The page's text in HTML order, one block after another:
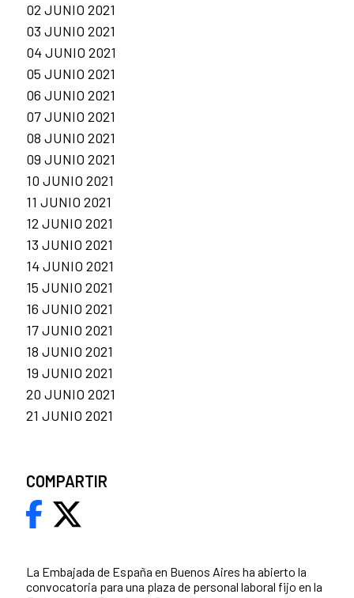
La Embajada de España en Buenos Aires ha abierto la
convocatoria para una plaza de personal laboral fijo en la
02 JUNIO 2021
03 JUNIO 2021
04 JUNIO 2021
05 JUNIO 2021
06 JUNIO 2021
07 JUNIO 2021
08 JUNIO 2021
09 JUNIO 2021
10 JUNIO 2021
11 JUNIO 2021
12 JUNIO 2021
13 JUNIO 2021
14 JUNIO 2021
15 JUNIO 2021
16 JUNIO 2021
17 JUNIO 2021
18 JUNIO 2021
19 JUNIO 2021
20 JUNIO 2021
21 JUNIO 2021
COMPARTIR